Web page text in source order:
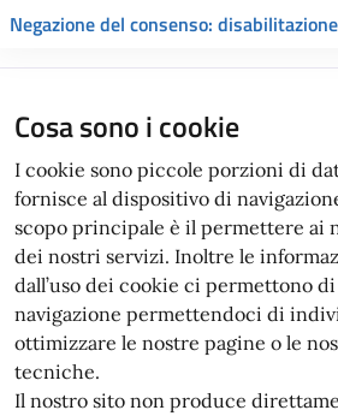
Negazione del consenso:
Cosa sono i cookie
I cookie sono piccole porzioni di
fornisce al dispositivo di
scopo principale è il permettere ai
dei nostri servizi. Inoltre le
dall’uso dei cookie ci permettono
navigazione permettendoci di
ottimizzare le nostre pagine o le
tecniche.
Il nostro sito non produce